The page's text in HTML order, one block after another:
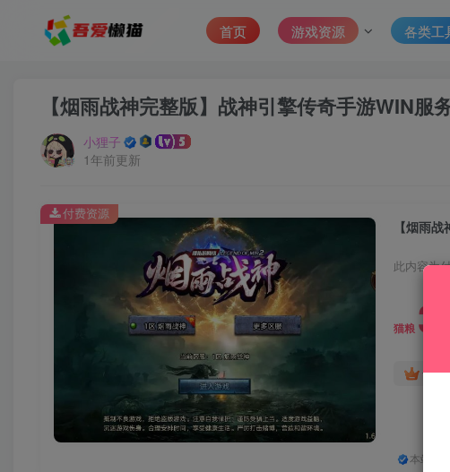
首页 游戏资源 各类工
【烟雨战神完整版】战神引擎传奇手游WIN服
小狸子
1年前更新
【烟雨
此内容为
猫粮 30
黄金
本站所
付费资源